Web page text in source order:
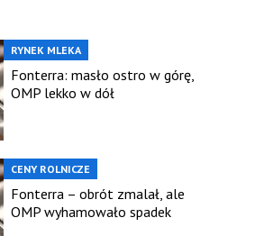
RYNEK MLEKA
Fonterra: masło ostro w górę,
OMP lekko w dół
CENY ROLNICZE
Fonterra – obrót zmalał, ale
OMP wyhamowało spadek